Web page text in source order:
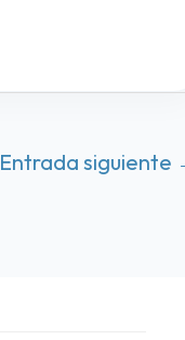
Entrada siguiente